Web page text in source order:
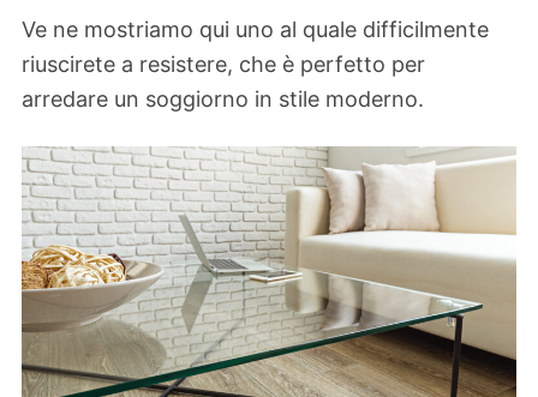
Ve ne mostriamo qui uno al quale difficilmente
riuscirete a resistere, che è perfetto per
arredare un soggiorno in stile moderno.